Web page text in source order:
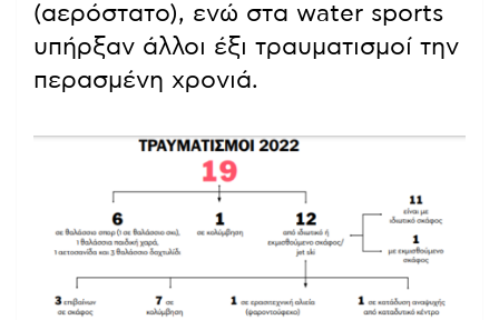
(αερόστατο), ενώ στα water sports
υπήρξαν άλλοι έξι τραυματισμοί την
περασμένη χρονιά.